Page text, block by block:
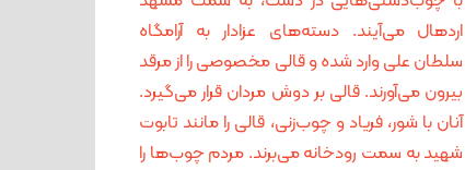
اردهال می‌آیند. دسته‌های عزادار به آرامگاه
سلطان علی وارد شده و قالی مخصوصی را از مرقد
بیرون می‌آورند. قالی بر دوش مردان قرار می‌گیرد.
آنان با شور، فریاد و چوب‌زنی، قالی را مانند تابوت
شهید به سمت رودخانه می‌برند. مردم چوب‌ها را